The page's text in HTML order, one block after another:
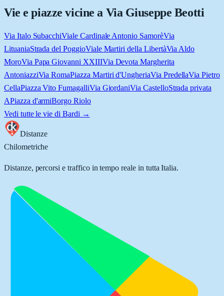
Vie e piazze vicine a Via Giuseppe Beotti
Via Italo SubacchiViale Cardinale Antonio SamorèVia
LituaniaStrada del PoggioViale Martiri della LibertàVia Aldo
MoroVia Papa Giovanni XXIIIVia Devota Margherita
AntoniazziVia RomaPiazza Martiri d'UngheriaVia PredellaVia Pietro
CellaPiazza Vito FumagalliVia GiordaniVia CastelloStrada privata
APiazza d'armiBorgo Riolo
Vedi tutte le vie di Bardi →
Distanze
Chilometriche
Distanze, percorsi e traffico in tempo reale in tutta Italia.